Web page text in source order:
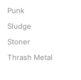
Punk
Sludge
Stoner
Thrash Metal